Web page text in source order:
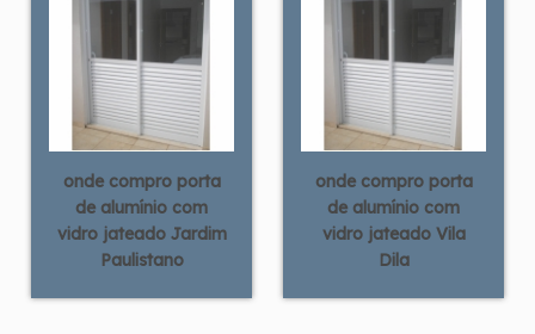
onde compro porta
de alumínio com
vidro jateado Jardim
Paulistano
onde compro porta
de alumínio com
vidro jateado Vila
Dila